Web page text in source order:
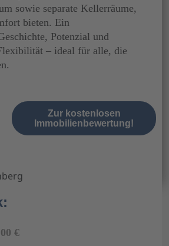
sowie separate Kellerräume,
bieten. Ein
Potenzial und
– ideal für alle, die
Zur kostenlosen
Immobilienbewertung!
€